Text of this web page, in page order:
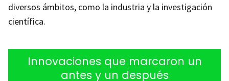
diversos ámbitos, como la industria y la investigación
científica.
Innovaciones que marcaron un
antes y un después